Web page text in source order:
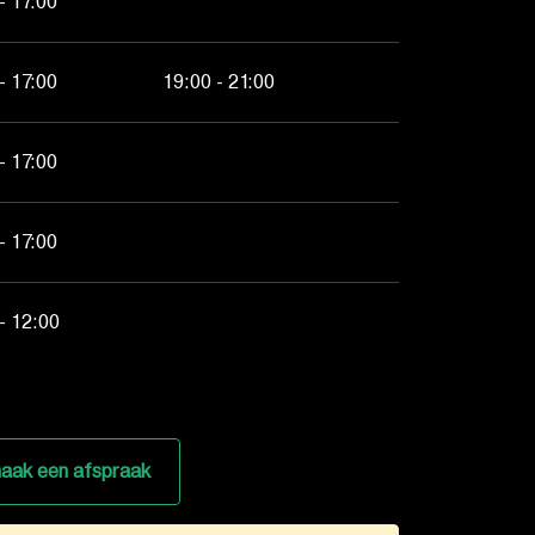
17:00 19:00 - 21:00
17:00
17:00
12:00
een afspraak